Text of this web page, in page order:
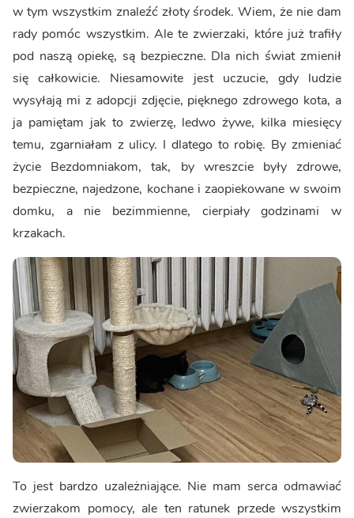
w tym wszystkim znaleźć złoty środek. Wiem, że nie dam
rady pomóc wszystkim. Ale te zwierzaki, które już trafiły
pod naszą opiekę, są bezpieczne. Dla nich świat zmienił
się całkowicie. Niesamowite jest uczucie, gdy ludzie
wysyłają mi z adopcji zdjęcie, pięknego zdrowego kota, a
ja pamiętam jak to zwierzę, ledwo żywe, kilka miesięcy
temu, zgarniałam z ulicy. I dlatego to robię. By zmieniać
życie Bezdomniakom, tak, by wreszcie były zdrowe,
bezpieczne, najedzone, kochane i zaopiekowane w swoim
domku, a nie bezimmienne, cierpiały godzinami w
krzakach.
To jest bardzo uzależniające. Nie mam serca odmawiać
zwierzakom pomocy, ale ten ratunek przede wszystkim